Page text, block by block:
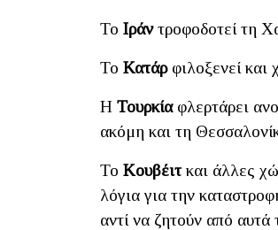
Το Ιράντροφοδοτεί τη
Το Κατάρφιλοξενεί και
Η Τουρκίαφλερτάρει
ακόμη και τη
Το Κουβέιτκαι άλλες
λόγια για την
αντί να ζητούν από αυτά